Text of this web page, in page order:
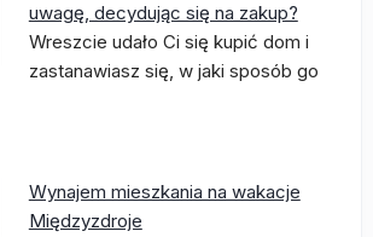
uwagę, decydując się na zakup?
Wreszcie udało Ci się kupić dom i
zastanawiasz się, w jaki sposób go
Wynajem mieszkania na wakacje
Międzyzdroje